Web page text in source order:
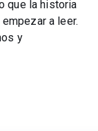
que la historia
a leer.
y